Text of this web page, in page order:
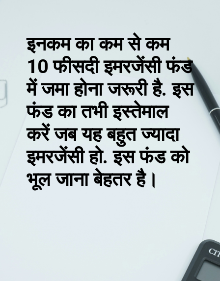
इनकम का कम से कम
10 फीसदी इमरजेंसी फंड
में जमा होना जरूरी है. इस
फंड का तभी इस्तेमाल
करें जब यह बहुत ज्यादा
इमरजेंसी हो. इस फंड को
भूल जाना बेहतर है।